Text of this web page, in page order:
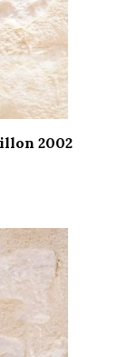
2002